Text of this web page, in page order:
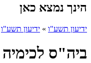
הינך נמצא כאן
ידיעון תשע"ו » ידיעון תשע"ו
ביה"ס לכימיה